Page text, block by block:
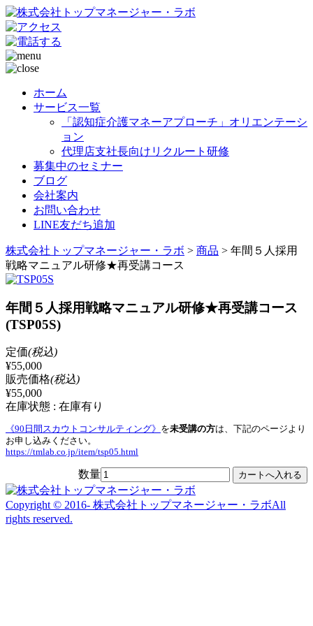
ホーム
サービス一覧
「認知症介護マネーアプローチ」オリエンテーシ
ョン
代理店支社長向けリクルート研修
募集中のセミナー
ブログ
会社案内
お問い合わせ
LINE友だち追加
株式会社トップマネージャー・ラボ > 商品 > 年間５人採用
戦略マニュアル研修★再受講コース
年間５人採用戦略マニュアル研修★再受講コース
(TSP05S)
定価(税込)
¥55,000
販売価格(税込)
¥55,000
在庫状態 : 在庫有り
《90日間スカウトコンサルティング》 を未受講の方は、下記のページより
お申し込みください。
https://tmlab.co.jp/item/tsp05.html
数量
Copyright © 2016- 株式会社トップマネージャー・ラボAll
rights reserved.